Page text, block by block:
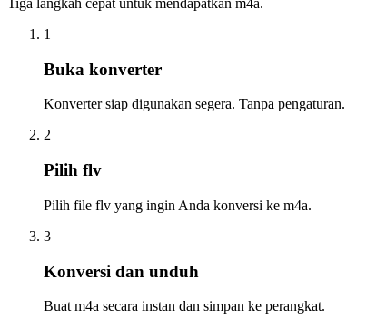
Tiga langkah cepat untuk mendapatkan m4a.
1
Buka konverter
Konverter siap digunakan segera. Tanpa pengaturan.
2
Pilih flv
Pilih file flv yang ingin Anda konversi ke m4a.
3
Konversi dan unduh
Buat m4a secara instan dan simpan ke perangkat.